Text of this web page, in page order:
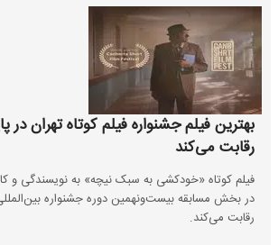
بهترین فیلم جشنواره فیلم کوتاه تهران در
رقابت می‌کند
فیلم کوتاه «خودکشی به سبک نیچه» به نویسندگی و
در بخش مسابقه بیست‌ونهمین دوره جشنواره بین‌المللی
رقابت می‌کند.